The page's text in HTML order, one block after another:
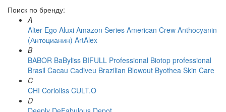
Поиск по бренду:
A
Alter Ego Aluxi Amazon Series American Crew Anthocyanin
(Антоцианин) ArtAlex
B
BABOR BaByliss BIFULL Professional Biotop professional
Brasil Cacau Сadiveu Brazilian Blowout Byothea Skin Care
C
CHI Corioliss CULT.O
D